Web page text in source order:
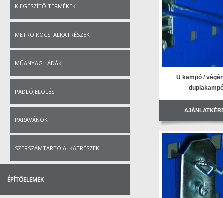
KIEGÉSZÍTŐ TERMÉKEK
METRO KOCSI ALKATRÉSZEK
MŰANYAG LÁDÁK
PADLÓJELÖLÉS
PARAVÁNOK
SZERSZÁMTARTÓ ALKATRÉSZEK
ÉPÍTŐELEMEK
U kampó /
duplakampó